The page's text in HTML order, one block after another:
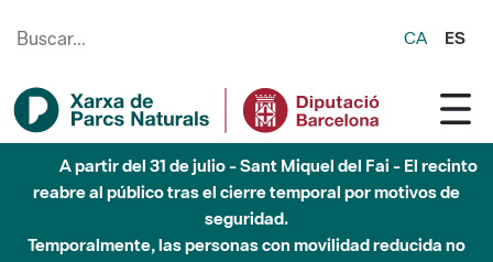
CA ES
A partir del 31 de julio - Sant Miquel del Fai - El recinto
reabre al público tras el cierre temporal por motivos de
seguridad.
Temporalmente, las personas con movilidad reducida no